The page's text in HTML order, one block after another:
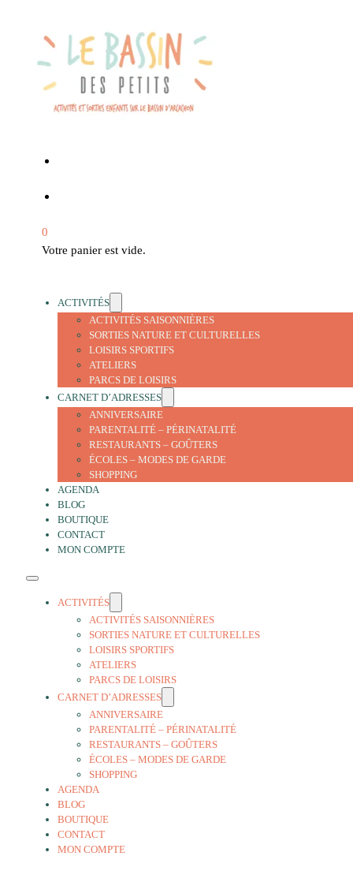
0
Votre panier est vide.
ACTIVITÉS
ACTIVITÉS SAISONNIÈRES
SORTIES NATURE ET CULTURELLES
LOISIRS SPORTIFS
ATELIERS
PARCS DE LOISIRS
CARNET D’ADRESSES
ANNIVERSAIRE
PARENTALITÉ – PÉRINATALITÉ
RESTAURANTS – GOÛTERS
ÉCOLES – MODES DE GARDE
SHOPPING
AGENDA
BLOG
BOUTIQUE
CONTACT
MON COMPTE
ACTIVITÉS
ACTIVITÉS SAISONNIÈRES
SORTIES NATURE ET CULTURELLES
LOISIRS SPORTIFS
ATELIERS
PARCS DE LOISIRS
CARNET D’ADRESSES
ANNIVERSAIRE
PARENTALITÉ – PÉRINATALITÉ
RESTAURANTS – GOÛTERS
ÉCOLES – MODES DE GARDE
SHOPPING
AGENDA
BLOG
BOUTIQUE
CONTACT
MON COMPTE